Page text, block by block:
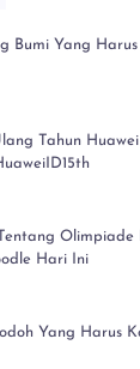
Bumi Yang
Tahun
Hari Ini
Yang Harus